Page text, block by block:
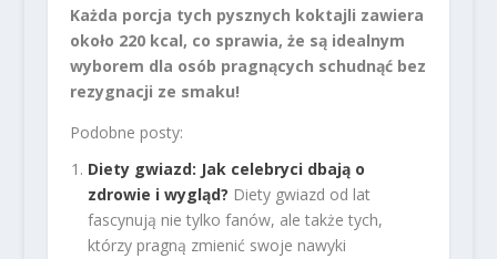
Każda porcja tych pysznych koktajli zawiera
około 220 kcal, co sprawia, że są idealnym
wyborem dla osób pragnących schudnąć bez
rezygnacji ze smaku!
Podobne posty:
Diety gwiazd: Jak celebryci dbają o
zdrowie i wygląd? Diety gwiazd od lat
fascynują nie tylko fanów, ale także tych,
którzy pragną zmienić swoje nawyki